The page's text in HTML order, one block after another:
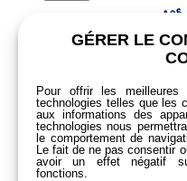
GÉRER LE
Pour offrir les meilleures
technologies telles que les
aux informations des
technologies nous
le comportement de
Le fait de ne pas consentir
avoir un effet négatif
fonctions.